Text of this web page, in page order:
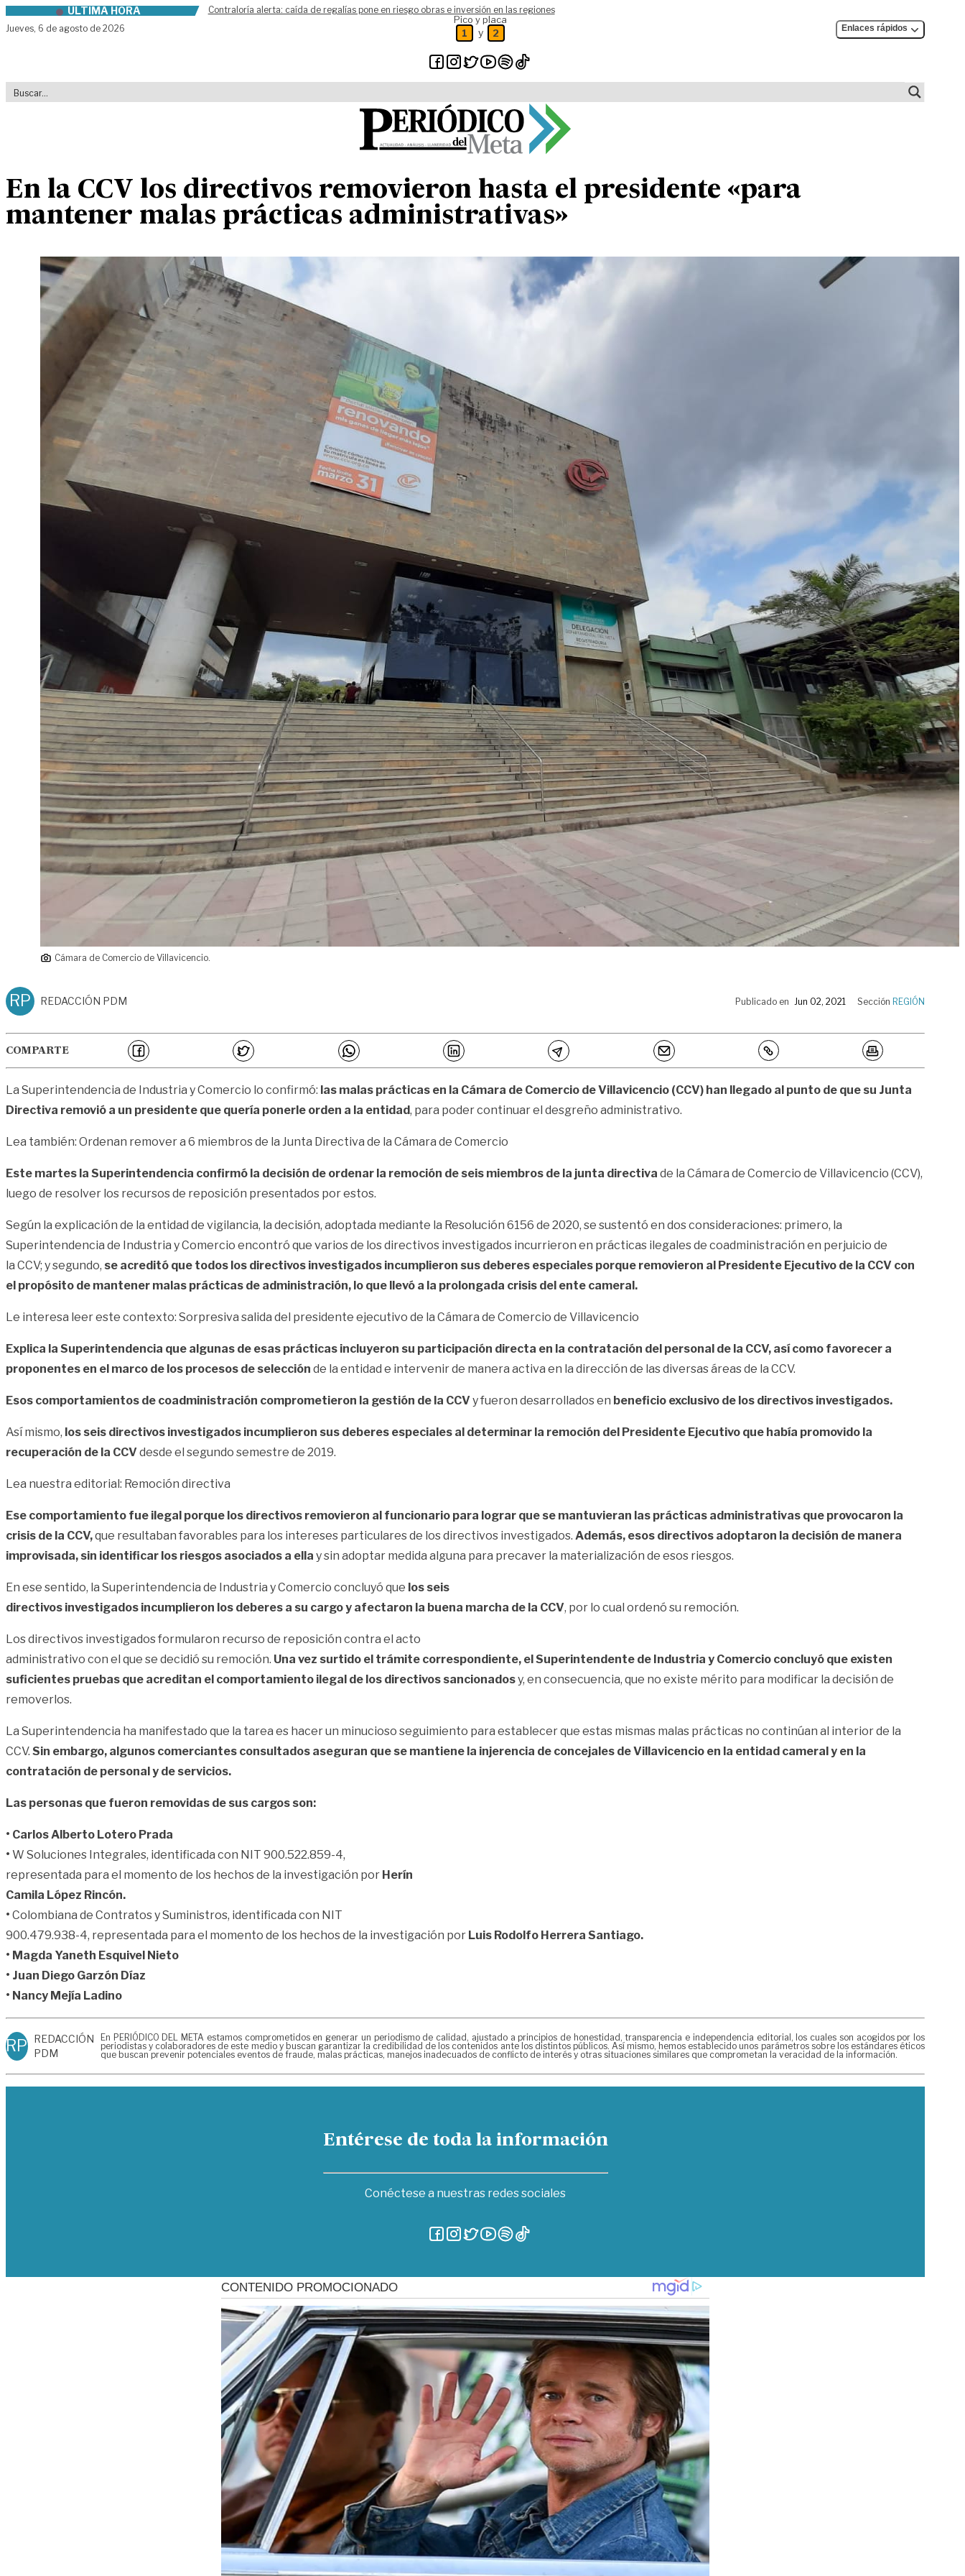
Skip to contentÚLTIMA HORA
Contraloría alerta: caída de regalías pone en riesgo obras e inversión en las regiones
Jueves, 6 de agosto de 2026
Pico y placa
1 y 2 Enlaces rápidos
En la CCV los directivos removieron hasta el presidente «para
mantener malas prácticas administrativas»
Cámara de Comercio de Villavicencio.
RP REDACCIÓN PDM Publicado en Jun 02, 2021 Sección REGIÓN
COMPARTE
La Superintendencia de Industria y Comercio lo confirmó: las malas prácticas en la Cámara de Comercio de Villavicencio (CCV) han llegado al punto de que su Junta
Directiva removió a un presidente que quería ponerle orden a la entidad, para poder continuar el desgreño administrativo.
Lea también: Ordenan remover a 6 miembros de la Junta Directiva de la Cámara de Comercio
Este martes la Superintendencia confirmó la decisión de ordenar la remoción de seis miembros de la junta directiva de la Cámara de Comercio de Villavicencio (CCV),
luego de resolver los recursos de reposición presentados por estos.
Según la explicación de la entidad de vigilancia, la decisión, adoptada mediante la Resolución 6156 de 2020, se sustentó en dos consideraciones: primero, la
Superintendencia de Industria y Comercio encontró que varios de los directivos investigados incurrieron en prácticas ilegales de coadministración en perjuicio de
la CCV; y segundo, se acreditó que todos los directivos investigados incumplieron sus deberes especiales porque removieron al Presidente Ejecutivo de la CCV con
el propósito de mantener malas prácticas de administración, lo que llevó a la prolongada crisis del ente cameral.
Le interesa leer este contexto: Sorpresiva salida del presidente ejecutivo de la Cámara de Comercio de Villavicencio
Explica la Superintendencia que algunas de esas prácticas incluyeron su participación directa en la contratación del personal de la CCV, así como favorecer a
proponentes en el marco de los procesos de selección de la entidad e intervenir de manera activa en la dirección de las diversas áreas de la CCV.
Esos comportamientos de coadministración comprometieron la gestión de la CCV y fueron desarrollados en beneficio exclusivo de los directivos investigados.
Así mismo, los seis directivos investigados incumplieron sus deberes especiales al determinar la remoción del Presidente Ejecutivo que había promovido la
recuperación de la CCV desde el segundo semestre de 2019.
Lea nuestra editorial: Remoción directiva
Ese comportamiento fue ilegal porque los directivos removieron al funcionario para lograr que se mantuvieran las prácticas administrativas que provocaron la
crisis de la CCV,que resultaban favorables para los intereses particulares de los directivos investigados. Además, esos directivos adoptaron la decisión de manera
improvisada, sin identificar los riesgos asociados a ella y sin adoptar medida alguna para precaver la materialización de esos riesgos.
En ese sentido, la Superintendencia de Industria y Comercio concluyó que los seis
directivos investigados incumplieron los deberes a su cargo y afectaron la buena marcha de la CCV, por lo cual ordenó su remoción.
Los directivos investigados formularon recurso de reposición contra el acto
administrativo con el que se decidió su remoción. Una vez surtido el trámite correspondiente, el Superintendente de Industria y Comercio concluyó que existen
suficientes pruebas que acreditan el comportamiento ilegal de los directivos sancionadosy, en consecuencia, que no existe mérito para modificar la decisión de
removerlos.
La Superintendencia ha manifestado que la tarea es hacer un minucioso seguimiento para establecer que estas mismas malas prácticas no continúan al interior de la
CCV. Sin embargo, algunos comerciantes consultados aseguran que se mantiene la injerencia de concejales de Villavicencio en la entidad cameral y en la
contratación de personal y de servicios.
Las personas que fueron removidas de sus cargos son:
• Carlos Alberto Lotero Prada
• W Soluciones Integrales, identificada con NIT 900.522.859-4,
representada para el momento de los hechos de la investigación por Herín
Camila López Rincón.
• Colombiana de Contratos y Suministros, identificada con NIT
900.479.938-4, representada para el momento de los hechos de la investigación por Luis Rodolfo Herrera Santiago.
• Magda Yaneth Esquivel Nieto
• Juan Diego Garzón Díaz
• Nancy Mejía Ladino
RP REDACCIÓN
PDM
En PERIÓDICO DEL META estamos comprometidos en generar un periodismo de calidad, ajustado a principios de honestidad, transparencia e independencia editorial, los cuales son acogidos por los
periodistas y colaboradores de este medio y buscan garantizar la credibilidad de los contenidos ante los distintos públicos. Así mismo, hemos establecido unos parámetros sobre los estándares éticos
que buscan prevenir potenciales eventos de fraude, malas prácticas, manejos inadecuados de conflicto de interés y otras situaciones similares que comprometan la veracidad de la información.
Entérese de toda la información
Conéctese a nuestras redes sociales